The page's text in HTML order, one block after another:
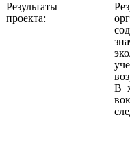
Результаты
проекта:
В